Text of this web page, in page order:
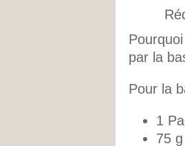
par la
Pour la
1
75